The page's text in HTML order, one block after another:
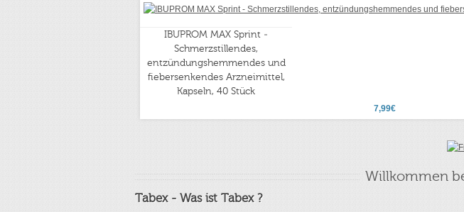
IBUPROM MAX Sprint -
Schmerzstillendes,
entzündungshemmendes und
fiebersenkendes Arzneimittel,
Kapseln, 40 Stück
7,99€
Willkommen
Tabex - Was ist Tabex ?